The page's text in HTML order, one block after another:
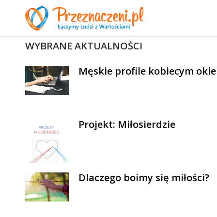
WYBRANE AKTUALNOŚCI
Męskie profile kobiecym
Projekt: Miłosierdzie
Dlaczego boimy się miłości?